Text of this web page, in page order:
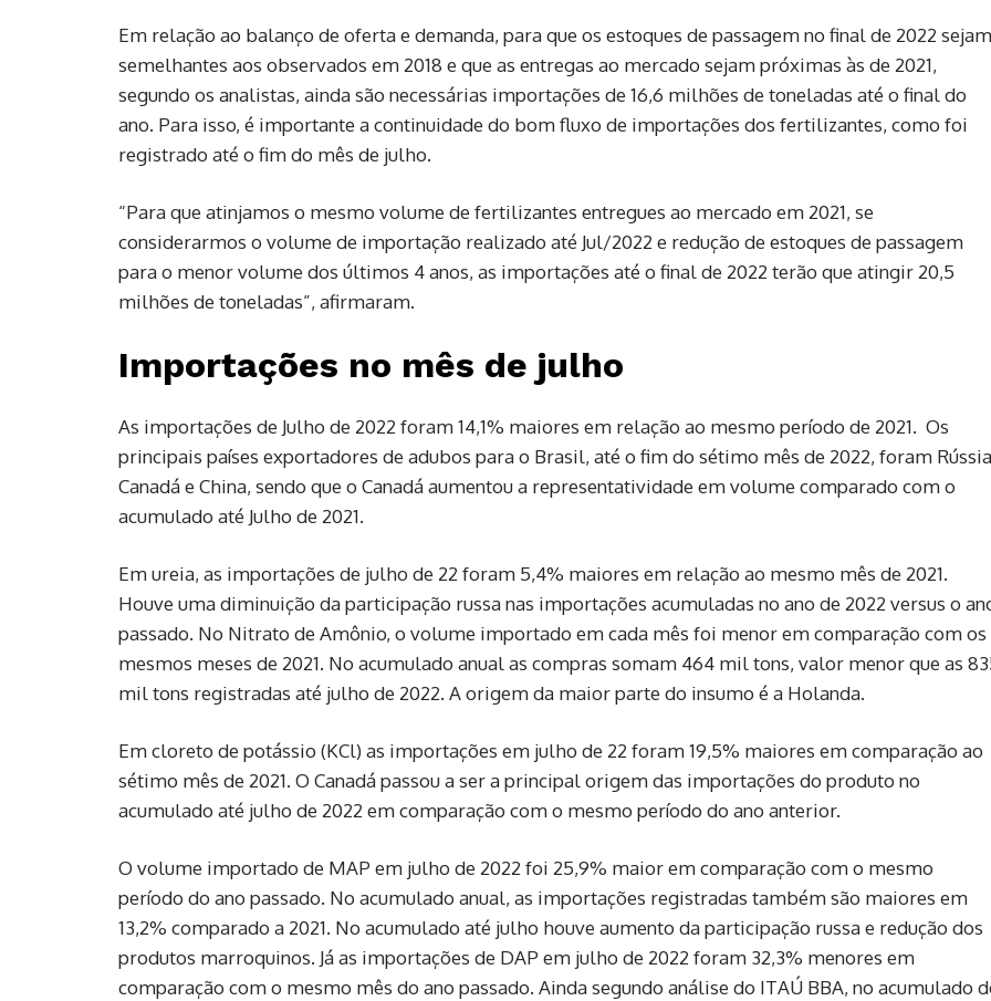
Em relação ao balanço de oferta e demanda, para que os estoques de passagem no final de 2022 sejam
semelhantes aos observados em 2018 e que as entregas ao mercado sejam próximas às de 2021,
segundo os analistas, ainda são necessárias importações de 16,6 milhões de toneladas até o final do
ano. Para isso, é importante a continuidade do bom fluxo de importações dos fertilizantes, como foi
registrado até o fim do mês de julho.
“Para que atinjamos o mesmo volume de fertilizantes entregues ao mercado em 2021, se
considerarmos o volume de importação realizado até Jul/2022 e redução de estoques de passagem
para o menor volume dos últimos 4 anos, as importações até o final de 2022 terão que atingir 20,5
milhões de toneladas”, afirmaram.
Importações no mês de julho
As importações de Julho de 2022 foram 14,1% maiores em relação ao mesmo período de 2021. Os
principais países exportadores de adubos para o Brasil, até o fim do sétimo mês de 2022, foram
Canadá e China, sendo que o Canadá aumentou a representatividade em volume comparado com o
acumulado até Julho de 2021.
Em ureia, as importações de julho de 22 foram 5,4% maiores em relação ao mesmo mês de 2021.
Houve uma diminuição da participação russa nas importações acumuladas no ano de 2022 versus o
passado. No Nitrato de Amônio, o volume importado em cada mês foi menor em comparação com os
mesmos meses de 2021. No acumulado anual as compras somam 464 mil tons, valor menor que as
mil tons registradas até julho de 2022. A origem da maior parte do insumo é a Holanda.
Em cloreto de potássio (KCl) as importações em julho de 22 foram 19,5% maiores em comparação ao
sétimo mês de 2021. O Canadá passou a ser a principal origem das importações do produto no
acumulado até julho de 2022 em comparação com o mesmo período do ano anterior.
O volume importado de MAP em julho de 2022 foi 25,9% maior em comparação com o mesmo
período do ano passado. No acumulado anual, as importações registradas também são maiores em
13,2% comparado a 2021. No acumulado até julho houve aumento da participação russa e redução dos
produtos marroquinos. Já as importações de DAP em julho de 2022 foram 32,3% menores em
comparação com o mesmo mês do ano passado. Ainda segundo análise do ITAÚ BBA, no acumulado